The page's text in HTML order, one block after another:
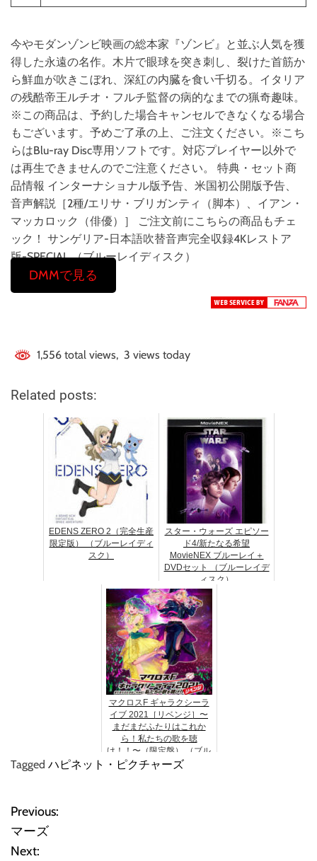
今やモダンゾンビ映画の総本家『ゾンビ』と並ぶ人気を獲
得した永遠の名作。木片で眼球を突き刺し、裂けた首筋か
ら鮮血が吹きこぼれ、深紅の内臓を食い千切る。イタリア
の残酷帝王ルチオ・フルチ監督の病的なまでの猟奇趣味。
※この商品は、予約した場合キャンセルできなくなる場合
もございます。予めご了承の上、ご注文ください。※こち
らはBlu-ray Disc専用ソフトです。対応プレイヤー以外で
は再生できませんのでご注意ください。 特典・セット商
品情報 インターナショナル版予告、米国初公開版予告、
音声解説［2種/エリサ・ブリガンティ（脚本）、イアン・
マッカロック（俳優）］ ご注文前にこちらの商品もチェ
ック！ サンゲリア-日本語吹替音声完全収録4Kレストア
版-SPECIAL （ブルーレイディスク）
DMMで見る
1,556 total views, 3 views today
Related posts:
EDENS ZERO 2（完全生産
限定版） （ブルーレイディ
スク）
スター・ウォーズ エピソー
ド4/新たなる希望
MovieNEX ブルーレイ＋
DVDセット （ブルーレイデ
ィスク）
マクロスF ギャラクシーラ
イブ 2021［リベンジ］〜
まだまだふたりはこれか
ら！私たちの歌を聴
け！！〜（限定盤） （ブル
ーレイディスク）
Tagged ハピネット・ピクチャーズ
投
稿
Previous:
マーズ
Next: